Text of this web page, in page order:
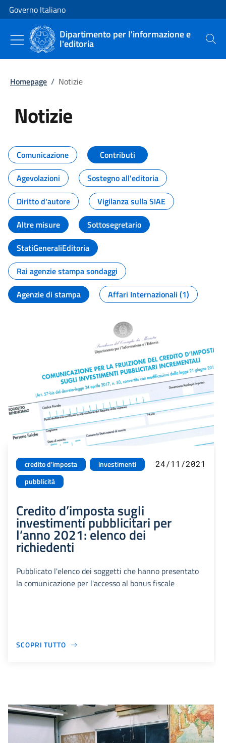
Vai al contenuto
Vai alla navigazione del sito
Governo Italiano
Dipartimento per l'informazione e
l'editoria Cerca
Homepage / Notizie
Notizie
Tutti i contenuti della pagina
Comunicazione
Contributi
Agevolazioni
Sostegno all'editoria
Diritto d'autore
Vigilanza sulla SIAE
Altre misure
Sottosegretario
StatiGeneraliEditoria
Rai agenzie stampa sondaggi
Agenzie di stampa
Affari Internazionali (1)
credito d'imposta
investimenti
pubblicità
24/11/2021
Credito d’imposta sugli
investimenti pubblicitari per
l’anno 2021: elenco dei
richiedenti
Pubblicato l'elenco dei soggetti che hanno presentato
la comunicazione per l'accesso al bonus fiscale
SCOPRI TUTTO